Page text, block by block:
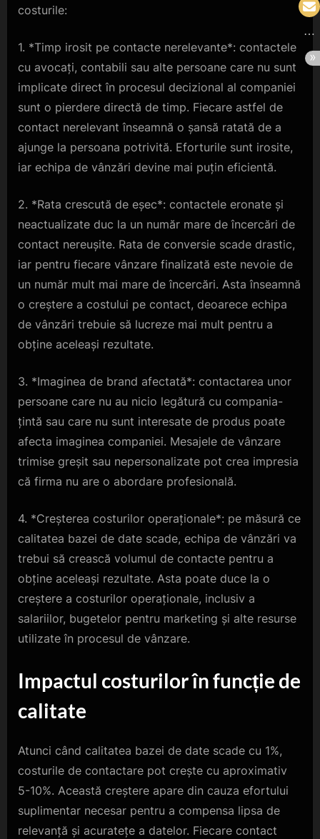
costurile:
1. *Timp irosit pe contacte nerelevante*: contactele
cu avocați, contabili sau alte persoane care nu sunt
implicate direct în procesul decizional al companiei
sunt o pierdere directă de timp. Fiecare astfel de
contact nerelevant înseamnă o șansă ratată de a
ajunge la persoana potrivită. Eforturile sunt irosite,
iar echipa de vânzări devine mai puțin eficientă.
2. *Rata crescută de eșec*: contactele eronate și
neactualizate duc la un număr mare de încercări de
contact nereușite. Rata de conversie scade drastic,
iar pentru fiecare vânzare finalizată este nevoie de
un număr mult mai mare de încercări. Asta înseamnă
o creștere a costului pe contact, deoarece echipa
de vânzări trebuie să lucreze mai mult pentru a
obține aceleași rezultate.
3. *Imaginea de brand afectată*: contactarea unor
persoane care nu au nicio legătură cu compania-
țintă sau care nu sunt interesate de produs poate
afecta imaginea companiei. Mesajele de vânzare
trimise greșit sau nepersonalizate pot crea impresia
că firma nu are o abordare profesională.
4. *Creșterea costurilor operaționale*: pe măsură ce
calitatea bazei de date scade, echipa de vânzări va
trebui să crească volumul de contacte pentru a
obține aceleași rezultate. Asta poate duce la o
creștere a costurilor operaționale, inclusiv a
salariilor, bugetelor pentru marketing și alte resurse
utilizate în procesul de vânzare.
Impactul costurilor în funcție de
calitate
Atunci când calitatea bazei de date scade cu 1%,
costurile de contactare pot crește cu aproximativ
5-10%. Această creștere apare din cauza efortului
suplimentar necesar pentru a compensa lipsa de
relevanță și acuratețe a datelor. Fiecare contact